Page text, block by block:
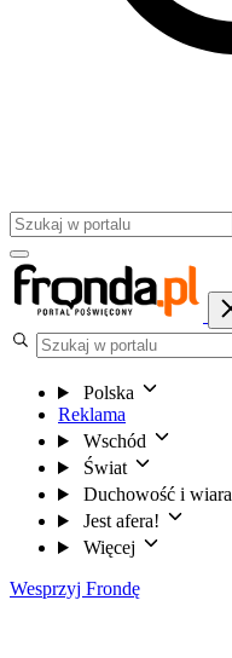
Polska
Reklama
Wschód
Świat
Duchowość i wiara
Jest afera!
Więcej
Wesprzyj Frondę